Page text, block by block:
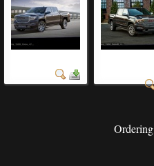
Ordering